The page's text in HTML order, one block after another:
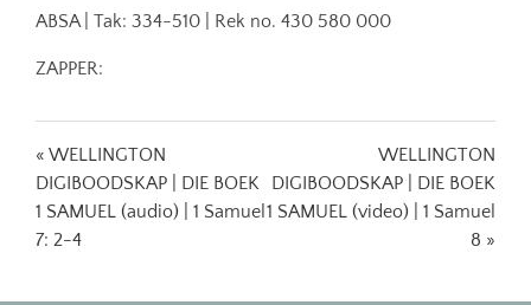
ABSA | Tak: 334-510 | Rek no. 430 580 000
ZAPPER:
« WELLINGTON
DIGIBOODSKAP | DIE BOEK
1 SAMUEL (audio) | 1 Samuel
7: 2-4
WELLINGTON
DIGIBOODSKAP | DIE BOEK
1 SAMUEL (video) | 1 Samuel
8 »